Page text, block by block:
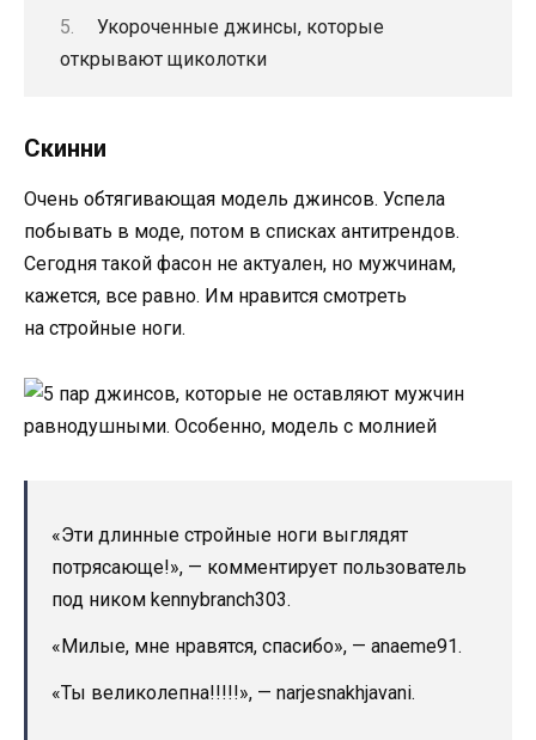
Укороченные джинсы, которые
открывают щиколотки
Скинни
Очень обтягивающая модель джинсов. Успела
побывать в моде, потом в списках антитрендов.
Сегодня такой фасон не актуален, но мужчинам,
кажется, все равно. Им нравится смотреть
на стройные ноги.
«Эти длинные стройные ноги выглядят
потрясающе!», — комментирует пользователь
под ником kennybranch303.
«Милые, мне нравятся, спасибо», — anaeme91.
«Ты великолепна!!!!!», — narjesnakhjavani.